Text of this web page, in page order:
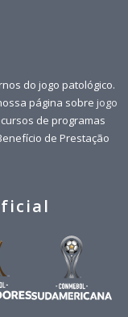
do jogo patológico.
página sobre jogo
de programas
de Prestação